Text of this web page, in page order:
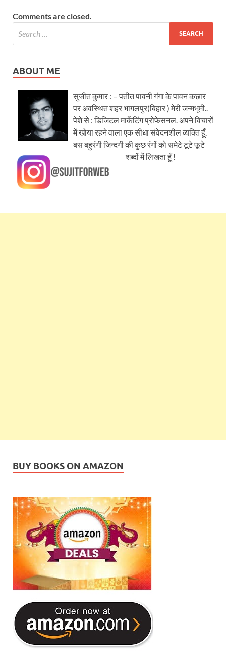
Comments are closed.
ABOUT ME
सुजीत कुमार : – पतीत पावनी गंगा के पावन कछार
पर अवस्थित शहर भागलपुर(बिहार ) मेरी जन्मभूमी..
पेशे से : डिजिटल मार्केटिंग प्रोफेसनल. अपने विचारों
में खोया रहने वाला एक सीधा संवेदनशील व्यक्ति हूँ.
बस बहुरंगी जिन्दगी की कुछ रंगों को समेटे टूटे फूटे
शब्दों में लिखता हूँ !
BUY BOOKS ON AMAZON